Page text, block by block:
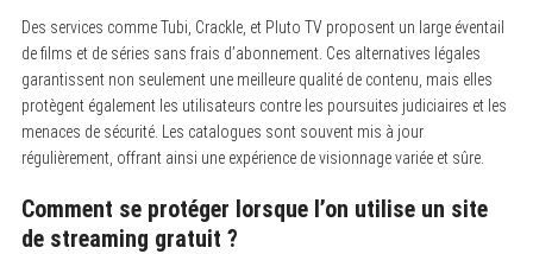
Des services comme Tubi, Crackle, et Pluto TV proposent un large éventail
de films et de séries sans frais d’abonnement. Ces alternatives légales
garantissent non seulement une meilleure qualité de contenu, mais elles
protègent également les utilisateurs contre les poursuites judiciaires et les
menaces de sécurité. Les catalogues sont souvent mis à jour
régulièrement, offrant ainsi une expérience de visionnage variée et sûre.
Comment se protéger lorsque l’on utilise un site
de streaming gratuit ?